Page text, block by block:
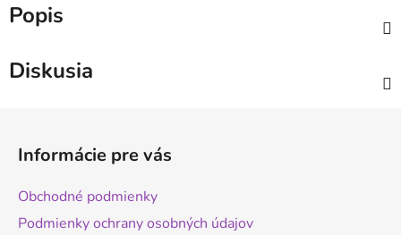
Popis
Diskusia
Informácie pre vás
Obchodné podmienky
Podmienky ochrany osobných údajov